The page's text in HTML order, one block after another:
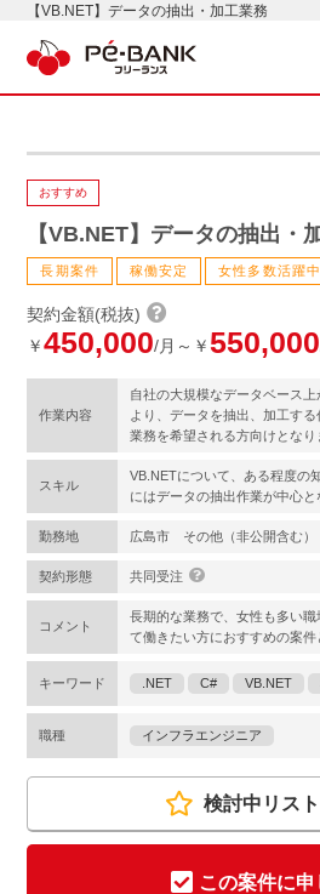
【VB.NET】データの抽出・加工業務
おすすめ
【VB.NET】データの抽出・
長期案件 稼働安定 女性多数活躍中
契約金額(税抜)
￥450,000/月～￥550,000
作業内容
自社の大規模なデータベース
より、データを抽出、加工す
業務を希望される方向けとなり
スキル
VB.NETについて、ある程度の
にはデータの抽出作業が中心と
勤務地 広島市 その他（非公開含む）
契約形態 共同受注
コメント
長期的な業務で、女性も多い
て働きたい方におすすめの案件
キーワード .NET C# VB.NET
職種 インフラエンジニア
検討中リス
この案件に申